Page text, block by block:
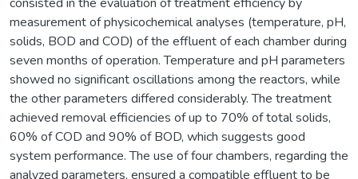
measurement of physicochemical analyses (temperature, pH,
solids, BOD and COD) of the effluent of each chamber during
seven months of operation. Temperature and pH parameters
showed no significant oscillations among the reactors, while
the other parameters differed considerably. The treatment
achieved removal efficiencies of up to 70% of total solids,
60% of COD and 90% of BOD, which suggests good
system performance. The use of four chambers, regarding the
analyzed parameters, ensured a compatible effluent to be